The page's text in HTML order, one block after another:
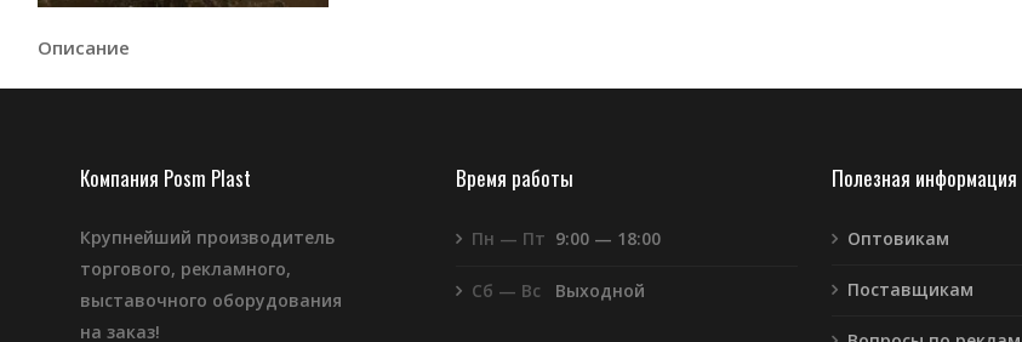
Описание
Компания Posm Plast
Крупнейший производитель
торгового, рекламного,
выставочного оборудования
на заказ!
Время работы
Пн — Пт 9:00 — 18:00
Сб — Вс Выходной
Полезная информация
Оптовикам
Поставщикам